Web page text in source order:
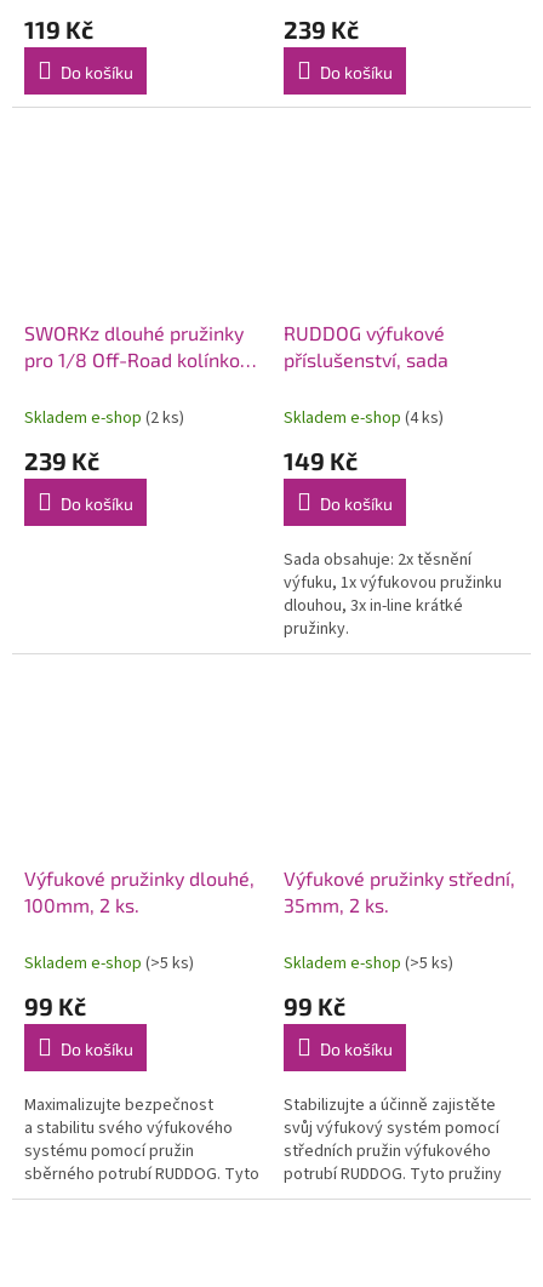
119 Kč
Do košíku
239 Kč
Do košíku
SWORKz dlouhé pružinky
pro 1/8 Off-Road kolínko a
Skladem e-shop (2 ks)
239 Kč
Do košíku
RUDDOG výfukové
příslušenství, sada
Skladem e-shop (4 ks)
149 Kč
Do košíku
Sada obsahuje: 2x těsnění
výfuku, 1x výfukovou pružinku
dlouhou, 3x in-line krátké
pružinky.
Výfukové pružinky dlouhé,
100mm, 2 ks.
Skladem e-shop (>5 ks)
99 Kč
Do košíku
Maximalizujte bezpečnost
a stabilitu svého výfukového
systému pomocí pružin
sběrného potrubí RUDDOG. Tyto
pružiny o délce 100 mm
Výfukové pružinky střední,
35mm, 2 ks.
Skladem e-shop (>5 ks)
99 Kč
Do košíku
Stabilizujte a účinně zajistěte
svůj výfukový systém pomocí
středních pružin výfukového
potrubí RUDDOG. Tyto pružiny
o délce 35 mm jsou optimálně